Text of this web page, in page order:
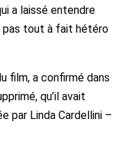
a laissé entendre
pas tout à fait hétéro
film, a confirmé dans
qu’il avait
par Linda Cardellini –